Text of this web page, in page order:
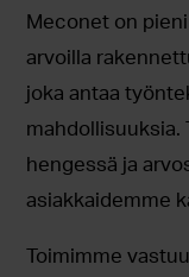
Meconet on
arvoilla
joka antaa
mahdollisuuksia.
hengessä ja
asiakkaidemme
Toimimme